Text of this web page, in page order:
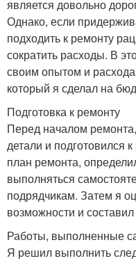
является довольно
Однако, если
подходить к ремонту
сократить расходы. В
своим опытом и
который я сделал на
Подготовка к ремонту
Перед началом
детали и подготовился
план ремонта,
выполняться
подрядчикам. Затем я
возможности и
Работы, выполненные
Я решил выполнить